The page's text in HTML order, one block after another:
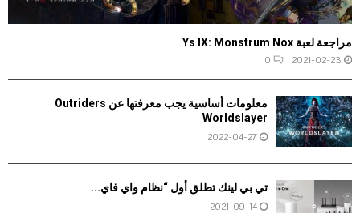
مراجعة لعبة Ys IX: Monstrum Nox
2021-02-23
0
معلومات أساسية يجب معرفتها عن Outriders
Worldslayer
2022-04-27
تي بي لينك تطلق أول “نظام واي فاي...
2021-09-14